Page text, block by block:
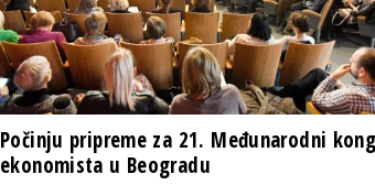
Počinju pripreme za 21. Međunarodni
ekonomista u Beogradu